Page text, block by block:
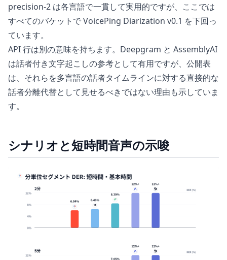
precision-2 は各言語で一貫して実用的ですが、ここでは
すべてのバケットで VoicePing Diarization v0.1 を下回っ
ています。
API 行は別の意味を持ちます。Deepgram と AssemblyAI
は話者付き文字起こしの参考として有用ですが、公開表
は、それらを多言語の話者タイムラインに対する直接的な
話者分離代替として見せるべきではない理由も示していま
す。
シナリオと短時間音声の示唆